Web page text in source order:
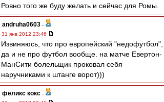
Ровно того же буду желать и сейчас для Ромы.
andruha0603 -
31 янв 2012 23:46
Извиняюсь, что про европейский "недофутбол",
да и не про футбол вообще. на матче Евертон-
МанСити болельщик проковал себя
наручниками к штанге ворот)))
феликс кокс -